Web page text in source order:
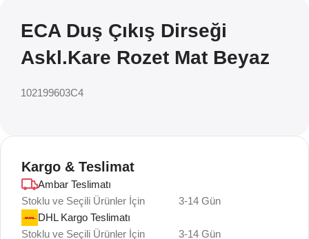
ECA Duş Çıkış Dirseği
Askl.Kare Rozet Mat Beyaz
102199603C4
Kargo & Teslimat
Ambar Teslimatı
Stoklu ve Seçili Ürünler İçin
3-14 Gün
DHL Kargo Teslimatı
Stoklu ve Seçili Ürünler İçin
3-14 Gün